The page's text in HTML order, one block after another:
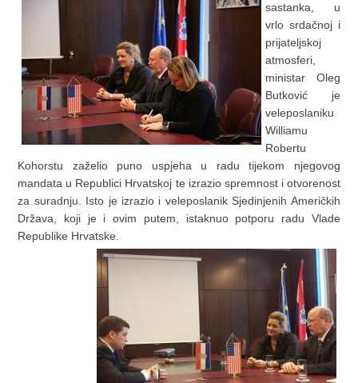
sastanka, u
vrlo srdačnoj i
prijateljskoj
atmosferi,
ministar Oleg
Butković je
veleposlaniku
Williamu
Robertu
Kohorstu zaželio puno uspjeha u radu tijekom njegovog
mandata u Republici Hrvatskoj te izrazio spremnost i otvorenost
za suradnju. Isto je izrazio i veleposlanik Sjedinjenih Američkih
Država, koji je i ovim putem, istaknuo potporu radu Vlade
Republike Hrvatske.